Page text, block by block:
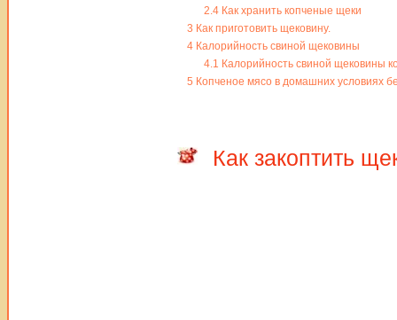
2.4Как хранить копченые щеки
3 Как приготовить щековину.
4 Калорийность свиной щековины
4.1 Калорийность свиной щековины
5 Копченое мясо в домашних условиях
Как закоптить